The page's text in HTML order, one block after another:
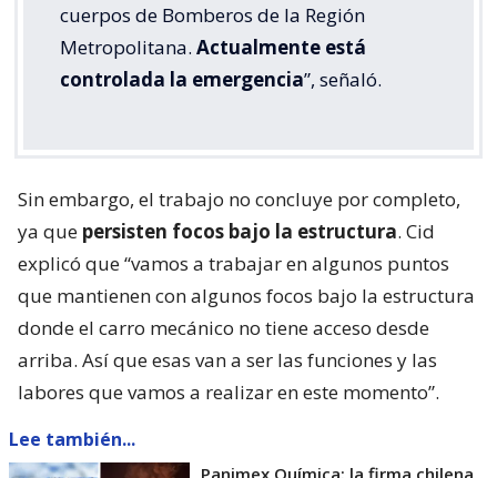
cuerpos de Bomberos de la Región
Metropolitana. Actualmente está
controlada la emergencia”, señaló.
Sin embargo, el trabajo no concluye por completo,
ya que persisten focos bajo la estructura. Cid
explicó que “vamos a trabajar en algunos puntos
que mantienen con algunos focos bajo la estructura
donde el carro mecánico no tiene acceso desde
arriba. Así que esas van a ser las funciones y las
labores que vamos a realizar en este momento”.
Lee también...
Panimex Química: la firma chilena